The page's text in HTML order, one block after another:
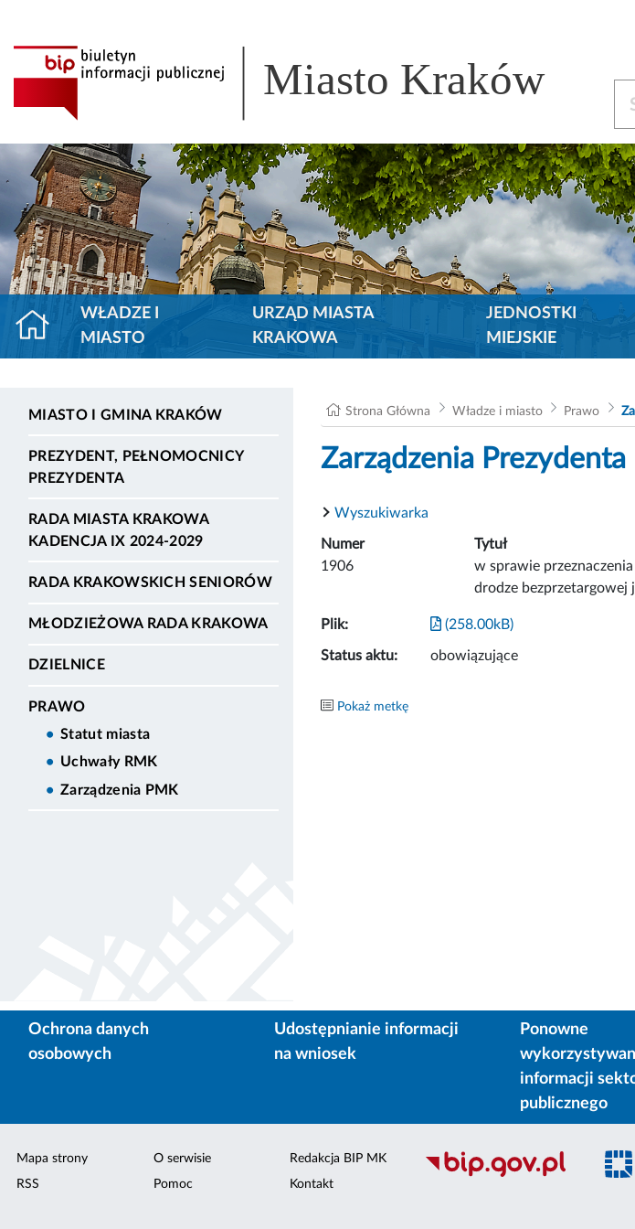
Miasto Kraków
WŁADZE I
MIASTO
URZĄD MIASTA
KRAKOWA
JEDNOSTKI
MIEJSKIE
MIASTO I GMINA KRAKÓW
PREZYDENT, PEŁNOMOCNICY
PREZYDENTA
RADA MIASTA KRAKOWA
KADENCJA IX 2024-2029
RADA KRAKOWSKICH SENIORÓW
MŁODZIEŻOWA RADA KRAKOWA
DZIELNICE
PRAWO
Statut miasta
Uchwały RMK
Zarządzenia PMK
Strona Główna Władze i miasto Prawo
Zarządzenia
Wyszukiwarka
Numer Tytuł
1906
w sprawie
drodze bezprzetargowej
Plik: (258.00kB)
Status aktu: obowiązujące
Pokaż metkę
Ochrona danych
osobowych
Udostępnianie informacji
na wniosek
Ponowne
informacji
publicznego
Mapa strony
RSS
O serwisie
Pomoc
Redakcja BIP MK
Kontakt